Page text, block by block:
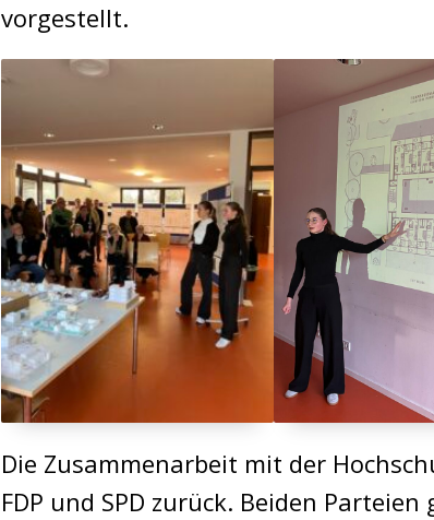
vorgestellt.
Die Zusammenarbeit mit der
FDP und SPD zurück. Beiden